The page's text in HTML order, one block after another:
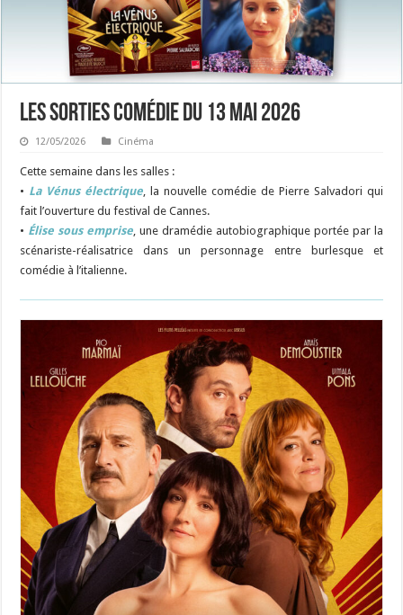
Les sorties Comédie du 13 mai 2026
12/05/2026 Cinéma
Cette semaine dans les salles :
• La Vénus électrique, la nouvelle comédie de Pierre Salvadori qui
fait l’ouverture du festival de Cannes.
• Élise sous emprise, une dramédie autobiographique portée par la
scénariste-réalisatrice dans un personnage entre burlesque et
comédie à l’italienne.